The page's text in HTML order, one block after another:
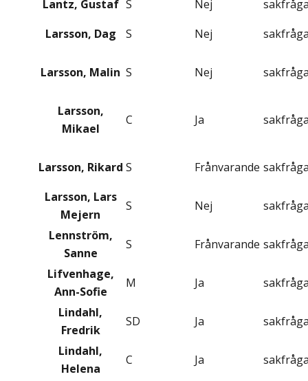
Lantz, Gustaf S Nej
Larsson, Dag
S Nej
Larsson, Malin S Nej
Larsson,
Mikael
C Ja
Larsson, Rikard S Frånvarande
Larsson, Lars
Mejern
S Nej
Lennström,
Sanne
S Frånvarande
Lifvenhage,
Ann-Sofie
M Ja
Lindahl,
Fredrik
SD Ja
Lindahl,
Helena
C Ja